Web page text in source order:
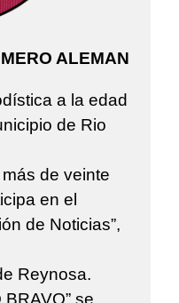
ALEMAN
a la edad
de Rio
de veinte
en el
de Noticias”,
Reynosa.